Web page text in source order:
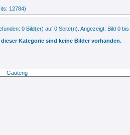
12784)
0 Bild(er) auf 0 Seite(n). Angezeigt: Bild 0 bis
dieser Kategorie sind keine Bilder vorhanden.